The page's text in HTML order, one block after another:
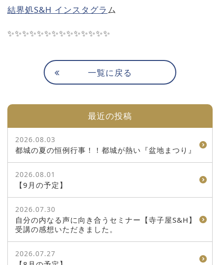
結界処S&H インスタグラ ム
✨✨✨✨✨✨✨✨✨✨✨✨✨✨
一覧に戻る
最近の投稿
2026.08.03
都城の夏の恒例行事！！都城が熱い『盆地まつり』
2026.08.01
【9月の予定】
2026.07.30
自分の内なる声に向き合うセミナー【寺子屋S&H】
受講の感想いただきました。
2026.07.27